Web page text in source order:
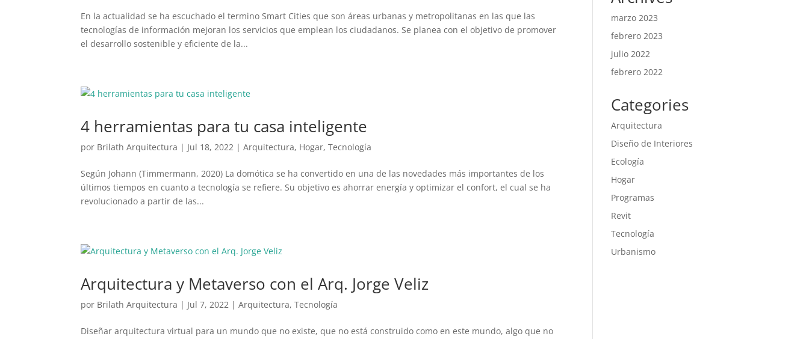
En la actualidad se ha escuchado el termino Smart Cities que son áreas urbanas y metropolitanas en las que las
tecnologías de información mejoran los servicios que emplean los ciudadanos. Se planea con el objetivo de promover
el desarrollo sostenible y eficiente de la...
4 herramientas para tu casa inteligente
por Brilath Arquitectura | Jul 18, 2022 |Arquitectura, Hogar,Tecnología
Según Johann (Timmermann, 2020) La domótica se ha convertido en una de las novedades más importantes de los
últimos tiempos en cuanto a tecnología se refiere. Su objetivo es ahorrar energía y optimizar el confort, el cual se ha
revolucionado a partir de las...
Arquitectura y Metaverso con el Arq. Jorge Veliz
por Brilath Arquitectura | Jul 7, 2022 |Arquitectura,Tecnología
Diseñar arquitectura virtual para un mundo que no existe, que no está construido como en este mundo, algo que no
marzo 2023
febrero 2023
julio 2022
febrero 2022
Categories
Arquitectura
Diseño de Interiores
Ecología
Hogar
Programas
Revit
Tecnología
Urbanismo